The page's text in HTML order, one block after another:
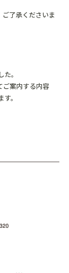
了承くださいま
。
ご案内する内容
。